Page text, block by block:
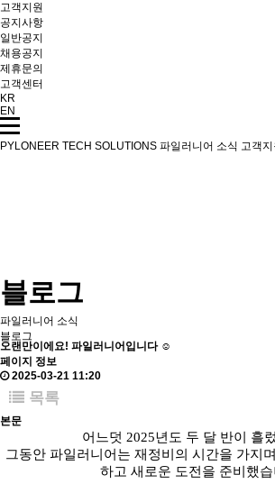
고객지원
공지사항
일반공지
채용공지
제휴문의
고객센터
KR
EN
PYLONEER TECH SOLUTIONS 파일러니어 소식 고객지
블로그
파일러니어 소식
블로그
오랜만이에요! 파일러니어입니다 ☺️
페이지 정보
2025-03-21 11:20
목록
본문
어느덧 2025년도 두 달 반이 흘
그동안 파일러니어는 재정비의 시간을 가지
하고 새로운 도전을 준비했